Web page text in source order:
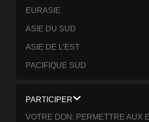
EURASIE
ASIE DU SUD
ASIE DE L’EST
PACIFIQUE SUD
PARTICIPER
VOTRE DON: PERMETTRE AUX